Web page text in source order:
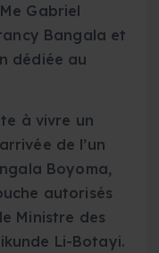
Gabriel
Bangala et
dédiée au
à vivre un
de l’un
Boyoma,
autorisés
Ministre des
Li-Botayi.